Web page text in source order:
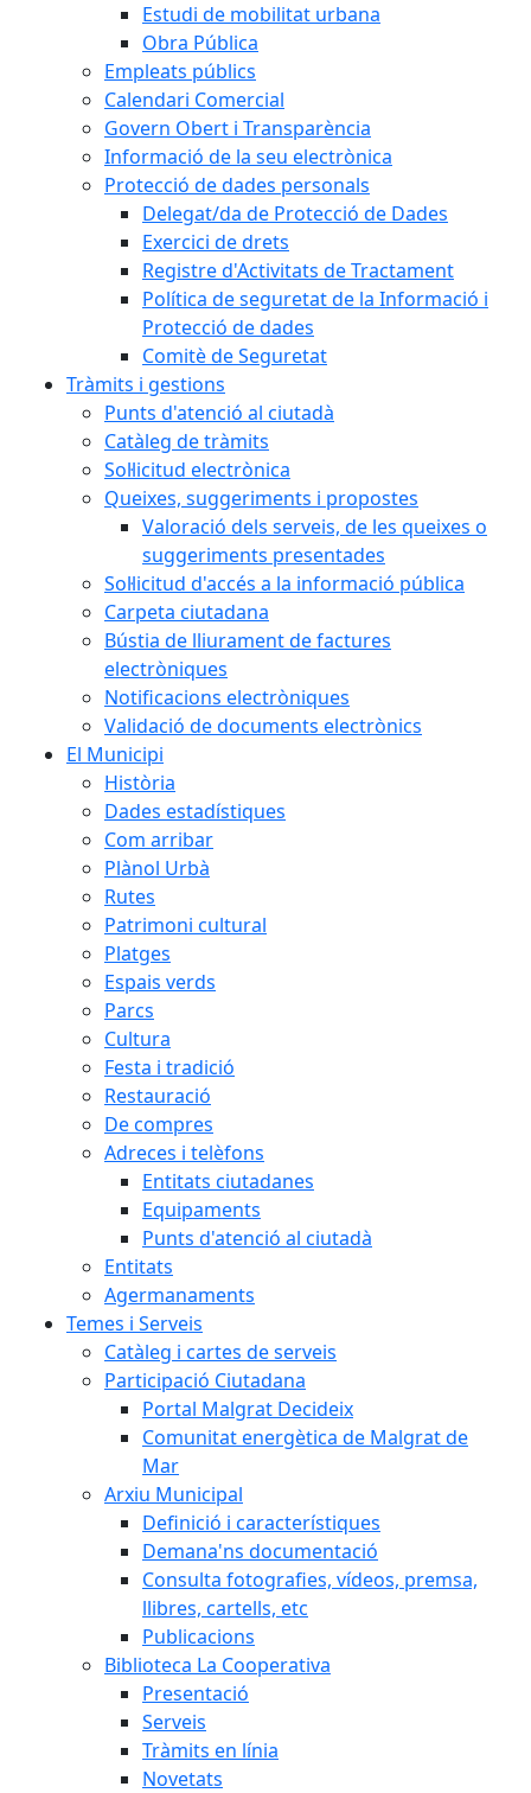
Estudi de mobilitat urbana
Obra Pública
Empleats públics
Calendari Comercial
Govern Obert i Transparència
Informació de la seu electrònica
Protecció de dades personals
Delegat/da de Protecció de Dades
Exercici de drets
Registre d'Activitats de Tractament
Política de seguretat de la Informació i
Protecció de dades
Comitè de Seguretat
Tràmits i gestions
Punts d'atenció al ciutadà
Catàleg de tràmits
Sol·licitud electrònica
Queixes, suggeriments i propostes
Valoració dels serveis, de les queixes o
suggeriments presentades
Sol·licitud d'accés a la informació pública
Carpeta ciutadana
Bústia de lliurament de factures
electròniques
Notificacions electròniques
Validació de documents electrònics
El Municipi
Història
Dades estadístiques
Com arribar
Plànol Urbà
Rutes
Patrimoni cultural
Platges
Espais verds
Parcs
Cultura
Festa i tradició
Restauració
De compres
Adreces i telèfons
Entitats ciutadanes
Equipaments
Punts d'atenció al ciutadà
Entitats
Agermanaments
Temes i Serveis
Catàleg i cartes de serveis
Participació Ciutadana
Portal Malgrat Decideix
Comunitat energètica de Malgrat de
Mar
Arxiu Municipal
Definició i característiques
Demana'ns documentació
Consulta fotografies, vídeos, premsa,
llibres, cartells, etc
Publicacions
Biblioteca La Cooperativa
Presentació
Serveis
Tràmits en línia
Novetats